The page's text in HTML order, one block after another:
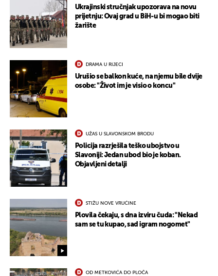
Ukrajinski stručnjak upozorava na novu
prijetnju: Ovaj grad u BiH-u bi mogao biti
žarište
DRAMA U RIJECI
Urušio se balkon kuće, na njemu bile dvije
osobe: "Život im je visio o koncu"
UŽAS U SLAVONSKOM BRODU
Policija razrješila teško ubojstvo u
Slavoniji: Jedan ubod bio je koban.
Objavljeni detalji
STIŽU NOVE VRUĆINE
Plovila čekaju, s dna izviru čuda: "Nekad
sam se tu kupao, sad igram nogomet"
OD METKOVIĆA DO PLOČA
UKLJUČITE NOTIFIKACIJE